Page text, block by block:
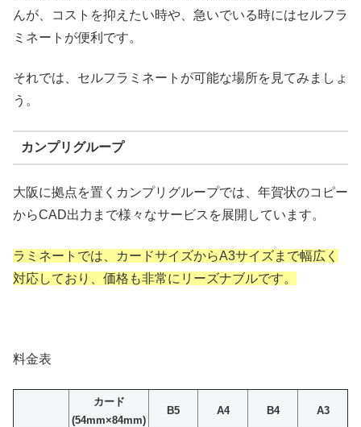
んが、コストを抑えたい時や、急いでいる時にはセルフラ
ミネートが便利です。
それでは、セルフラミネートが可能な場所を見てみましょ
う。
カンプリグループ
大阪に拠点を置くカンプリグループでは、年賀状のコピー
からCAD出力まで様々なサービスを展開しています。
ラミネートでは、カードサイズからA3サイズまで幅広く
対応しており、価格も非常にリーズナブルです。
料金表
カード
(54mm×84mm)
B5 A4 B4 A3